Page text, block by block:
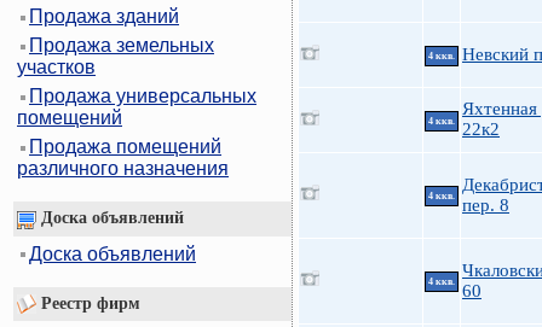
Продажа зданий
Продажа земельных
участков
Продажа универсальных
помещений
Продажа помещений
различного назначения
Доска объявлений
Доска объявлений
Реестр фирм
4 ккв. Невский
4 ккв.
Яхтенная
22к2
4 ккв.
пер. 8
4 ккв.
60